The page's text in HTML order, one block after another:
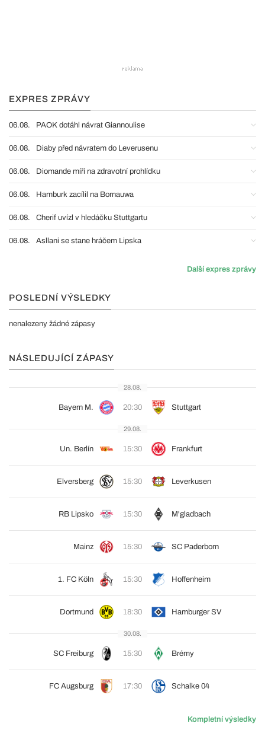
EXPRES ZPRÁVY
06.08. PAOK dotáhl návrat Giannoulise
06.08. Diaby před návratem do Leverusenu
06.08. Diomande míří na zdravotní prohlídku
06.08. Hamburk zacílil na Bornauwa
06.08. Cherif uvízl v hledáčku Stuttgartu
06.08. Asllani se stane hráčem Lipska
Další expres zprávy
POSLEDNÍ VÝSLEDKY
nenalezeny žádné zápasy
NÁSLEDUJÍCÍ ZÁPASY
28.08.
Bayern M. 20:30 Stuttgart
29.08.
Un. Berlín 15:30 Frankfurt
Elversberg 15:30 Leverkusen
RB Lipsko 15:30 M'gladbach
Mainz 15:30 SC Paderborn
1. FC Köln 15:30 Hoffenheim
Dortmund 18:30 Hamburger SV
30.08.
SC Freiburg 15:30 Brémy
FC Augsburg 17:30 Schalke 04
Kompletní výsledky